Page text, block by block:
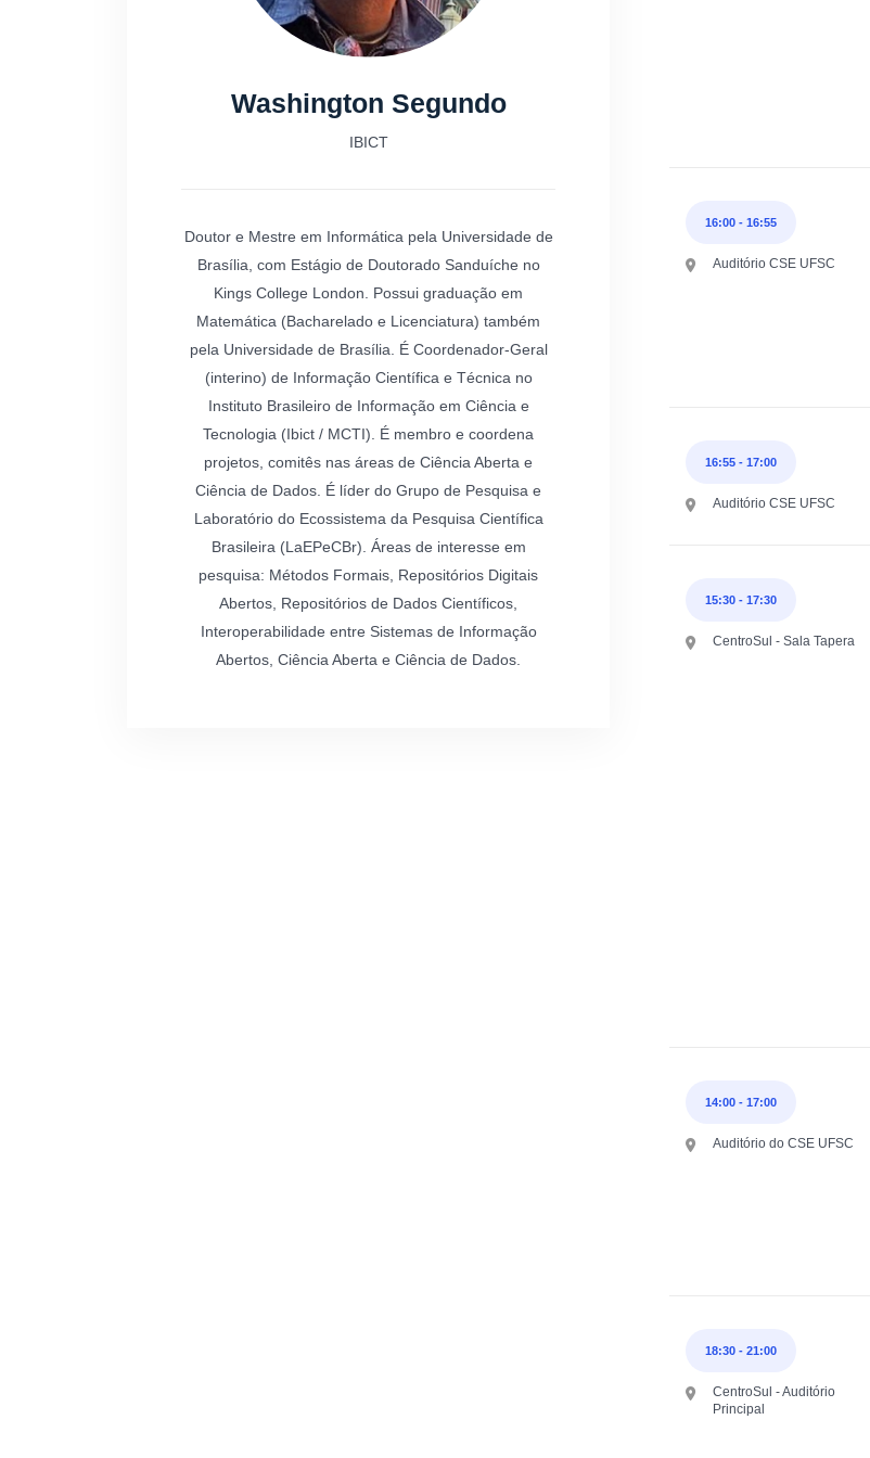
Washington Segundo
IBICT
Doutor e Mestre em Informática pela Universidade de
Brasília, com Estágio de Doutorado Sanduíche no
Kings College London. Possui graduação em
Matemática (Bacharelado e Licenciatura) também
pela Universidade de Brasília. É Coordenador-Geral
(interino) de Informação Científica e Técnica no
Instituto Brasileiro de Informação em Ciência e
Tecnologia (Ibict / MCTI). É membro e coordena
projetos, comitês nas áreas de Ciência Aberta e
Ciência de Dados. É líder do Grupo de Pesquisa e
Laboratório do Ecossistema da Pesquisa Científica
Brasileira (LaEPeCBr). Áreas de interesse em
pesquisa: Métodos Formais, Repositórios Digitais
Abertos, Repositórios de Dados Científicos,
Interoperabilidade entre Sistemas de Informação
Abertos, Ciência Aberta e Ciência de Dados.
16:00 - 16:55
Auditório CSE UFSC
16:55 - 17:00
Auditório CSE UFSC
15:30 - 17:30
CentroSul - Sala Tapera
14:00 - 17:00
Auditório do CSE UFSC
18:30 - 21:00
CentroSul - Auditório
Principal